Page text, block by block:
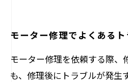
モーター修理でよくある
モーター修理を依頼する際、
も、修理後にトラブルが発生